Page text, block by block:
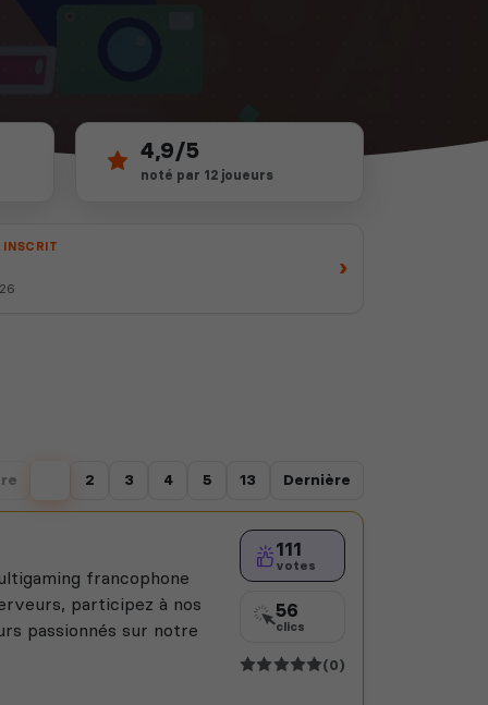
4,9/5
noté par 12 joueurs
INSCRIT
›
2 3 4 5 13 Dernière
francophone
participez à nos
passionnés sur notre
111
votes
56
clics
(0)